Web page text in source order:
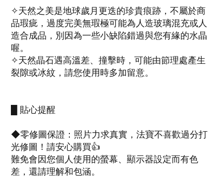
✧天然之美是地球歲月更迭的珍貴痕跡，不屬於商
品瑕疵，過度完美無瑕極可能為人造玻璃混充或人
造合成品，別因為一些小缺陷錯過與您有緣的水晶
喔。
✧天然晶石遇高溫差、撞擊時，可能由節理處產生
裂隙或冰紋，請您使用時多加留意。
█ 貼心提醒
◆零修圖保證：照片力求真實，法寶不喜歡過分打
光修圖！請安心購買👍
難免會因您個人使用的螢幕、顯示器設定而有色
差，還請理解和包涵。